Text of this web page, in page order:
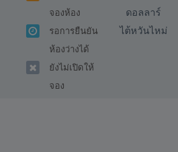
จองห้อง
รอการยืนยัน
ห้องว่างได้
ยังไม่เปิดให้
จอง
ดอลลาร์
ไต้หวันไหม่